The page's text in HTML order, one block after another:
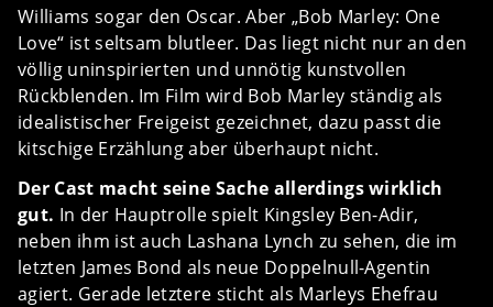
Williams sogar den Oscar. Aber „Bob Marley: One
Love“ ist seltsam blutleer. Das liegt nicht nur an den
völlig uninspirierten und unnötig kunstvollen
Rückblenden. Im Film wird Bob Marley ständig als
idealistischer Freigeist gezeichnet, dazu passt die
kitschige Erzählung aber überhaupt nicht.
Der Cast macht seine Sache allerdings wirklich
gut. In der Hauptrolle spielt Kingsley Ben-Adir,
neben ihm ist auch Lashana Lynch zu sehen, die im
letzten James Bond als neue Doppelnull-Agentin
agiert. Gerade letztere sticht als Marleys Ehefrau